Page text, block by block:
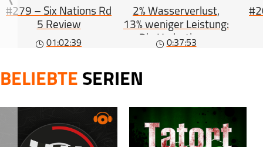
#279 – Six Nations Rd
5 Review
01:02:39
2% Wasserverlust,
13% weniger Leistung:
Die Hydrations-
0:37:53
BELIEBTE SERIEN